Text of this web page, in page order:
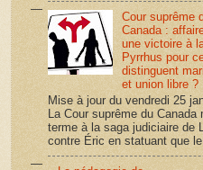
Cour suprême
Canada :
une victoire à
Pyrrhus pour
distinguent
et union libre ?
Mise à jour du vendredi 25
La Cour suprême du Canada
terme à la saga judiciaire de
contre Éric en statuant que le